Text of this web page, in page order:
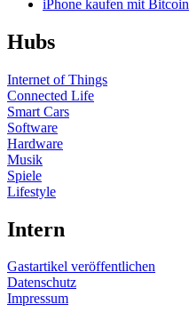
iPhone kaufen mit Bitcoin
Hubs
Internet of Things
Connected Life
Smart Cars
Software
Hardware
Musik
Spiele
Lifestyle
Intern
Gastartikel veröffentlichen
Datenschutz
Impressum